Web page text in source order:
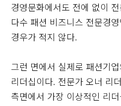
경영문화에서도 전에 없이
다수 패션 비즈니스 전문경
경우가 적지 않다.
그런 면에서 실제로 패션기
리더십이다. 전문가 오너 리
측면에서 가장 이상적인 리